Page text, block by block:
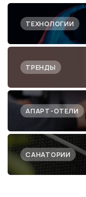
ТЕХНОЛОГИИ
ТРЕНДЫ
АПАРТ-ОТЕЛИ
САНАТОРИИ